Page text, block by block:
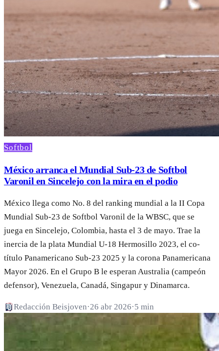
Softbol
México arranca el Mundial Sub-23 de Softbol
Varonil en Sincelejo con la mira en el podio
México llega como No. 8 del ranking mundial a la II Copa
Mundial Sub-23 de Softbol Varonil de la WBSC, que se
juega en Sincelejo, Colombia, hasta el 3 de mayo. Trae la
inercia de la plata Mundial U-18 Hermosillo 2023, el co-
título Panamericano Sub-23 2025 y la corona Panamericana
Mayor 2026. En el Grupo B le esperan Australia (campeón
defensor), Venezuela, Canadá, Singapur y Dinamarca.
Redacción Beisjoven·26 abr 2026·5 min